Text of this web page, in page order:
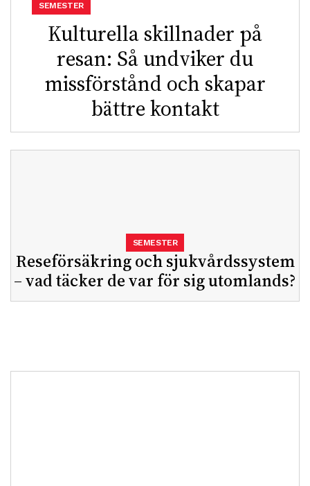
Kulturella skillnader på
resan: Så undviker du
missförstånd och skapar
bättre kontakt
SEMESTER
Reseförsäkring och sjukvårdssystem
– vad täcker de var för sig utomlands?
SEMESTER